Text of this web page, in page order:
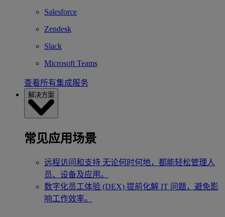
Salesforce
Zendesk
Slack
Microsoft Teams
查看所有集成服务
解决方案
常见应用场景
远程访问和支持 无论何时何地，都能轻松管理人
员、设备及应用。
数字化员工体验 (DEX) 提前化解 IT 问题，避免影
响工作效率。